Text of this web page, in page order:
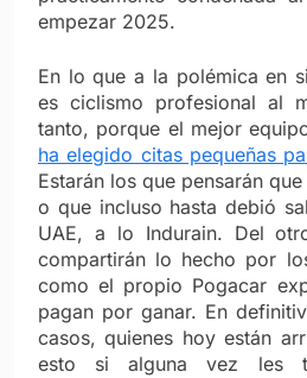
empezar 2025.
En lo que a la polémica en
es ciclismo profesional al
tanto, porque el mejor
ha elegido citas pequeñas
Estarán los que pensarán
o que incluso hasta debió
UAE, a lo Indurain. Del
compartirán lo hecho por
como el propio Pogacar
pagan por ganar. En
casos, quienes hoy están
esto si alguna vez les